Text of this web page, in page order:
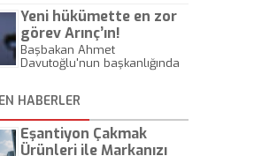
kolaylıklardan yararlanmaya
davet etti ve "Artık bu türden
beklentilerini de sınırlı
tutsunlar. Bundan sonra bu
anlamda bir af olmayacak"
Yeni hükümette en zor
görev Arınç’ın!
Başbakan Ahmet
Davutoğlu'nun başkanlığında
yardımcısının görev
dağılımları da yapıldı. Beşir
Atalay'dan sonra çözüm
süreci Başbakan Yardımcısı
HABERLER
Eşantiyon Çakmak
Ürünleri ile Markanızı